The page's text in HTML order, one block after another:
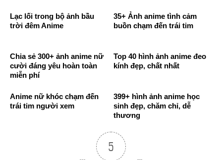
Lạc lối trong bộ ảnh bầu
trời đêm Anime
35+ Ảnh anime tình cảm
buồn chạm đến trái tim
Chia sẻ 300+ ảnh anime nữ
cười đáng yêu hoàn toàn
miễn phí
Top 40 hình ảnh anime đeo
kính đẹp, chất nhất
Anime nữ khóc chạm đến
trái tim người xem
399+ hình ảnh anime học
sinh đẹp, chăm chỉ, dễ
thương
5